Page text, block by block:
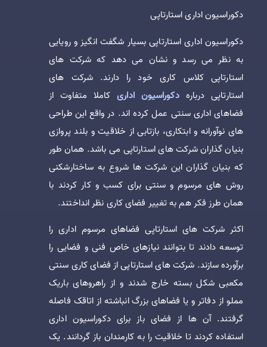
دکوراسیون اداری استارتاپی
دکوراسیون اداری استارتاپی بسیار شگفت انگیز و رویایی
به نظر می رسد و نشان می دهد که شرکت های
استارتاپی کلاس کاری خود را دارند. شرکت های
استارتاپی دربارهدکوراسیون اداریکاملا متفاوت از
فضاهای اداری سنتی عمل کرده اند. در واقع این طراحی
های نوآورانه و ابتکاری، بازتابی از خلاقیت و بلند پروازی
بنیان گذاران شرکت های استارتاپی می باشد. همان طور
که بنیان گذاران این شرکت ها شروع به ساختارشکنی
روش های مرسوم و سنتی برای کسب و کار کردند با
همان طرز فکر هم به تغییر فضای کاری نظر انداختند.
اکثر شرکت های استارتاپی فضاهای مرسوم اداری را
توسعه دادند تا بتوانند نیازهای خاص فنی و فضایی را
برآورده سازند. شرکت های استارتاپی از فضای کاری سنتی
مکعبی شکل بسته خارج شدند و از راهروهای باریک
مملو از دفاتر و یا فضاهای بزرگ انباشته از اتاقک فاصله
گرفتند. آن ها از فضای باز برای دکوراسیون اداری
استفاده کردند تا خلاقیت را به کارمندان باز گردانند. یک